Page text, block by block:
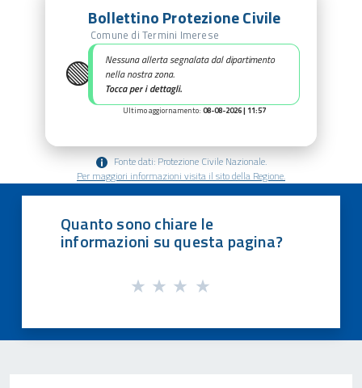
🟢
Bollettino Protezione Civile
Comune di Termini Imerese
Nessuna allerta segnalata dal dipartimento
nella nostra zona.
Tocca per i dettagli.
Ultimo aggiornamento: 08-08-2026 | 11:57
Fonte dati: Protezione Civile Nazionale.
Per maggiori informazioni visita il sito della Regione.
Quanto sono chiare le
informazioni su questa pagina?